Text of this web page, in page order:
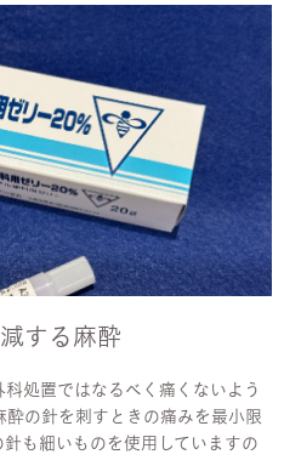
する麻酔
処置ではなるべく痛くないよう
の針を刺すときの痛みを最小限
も細いものを使用していますの